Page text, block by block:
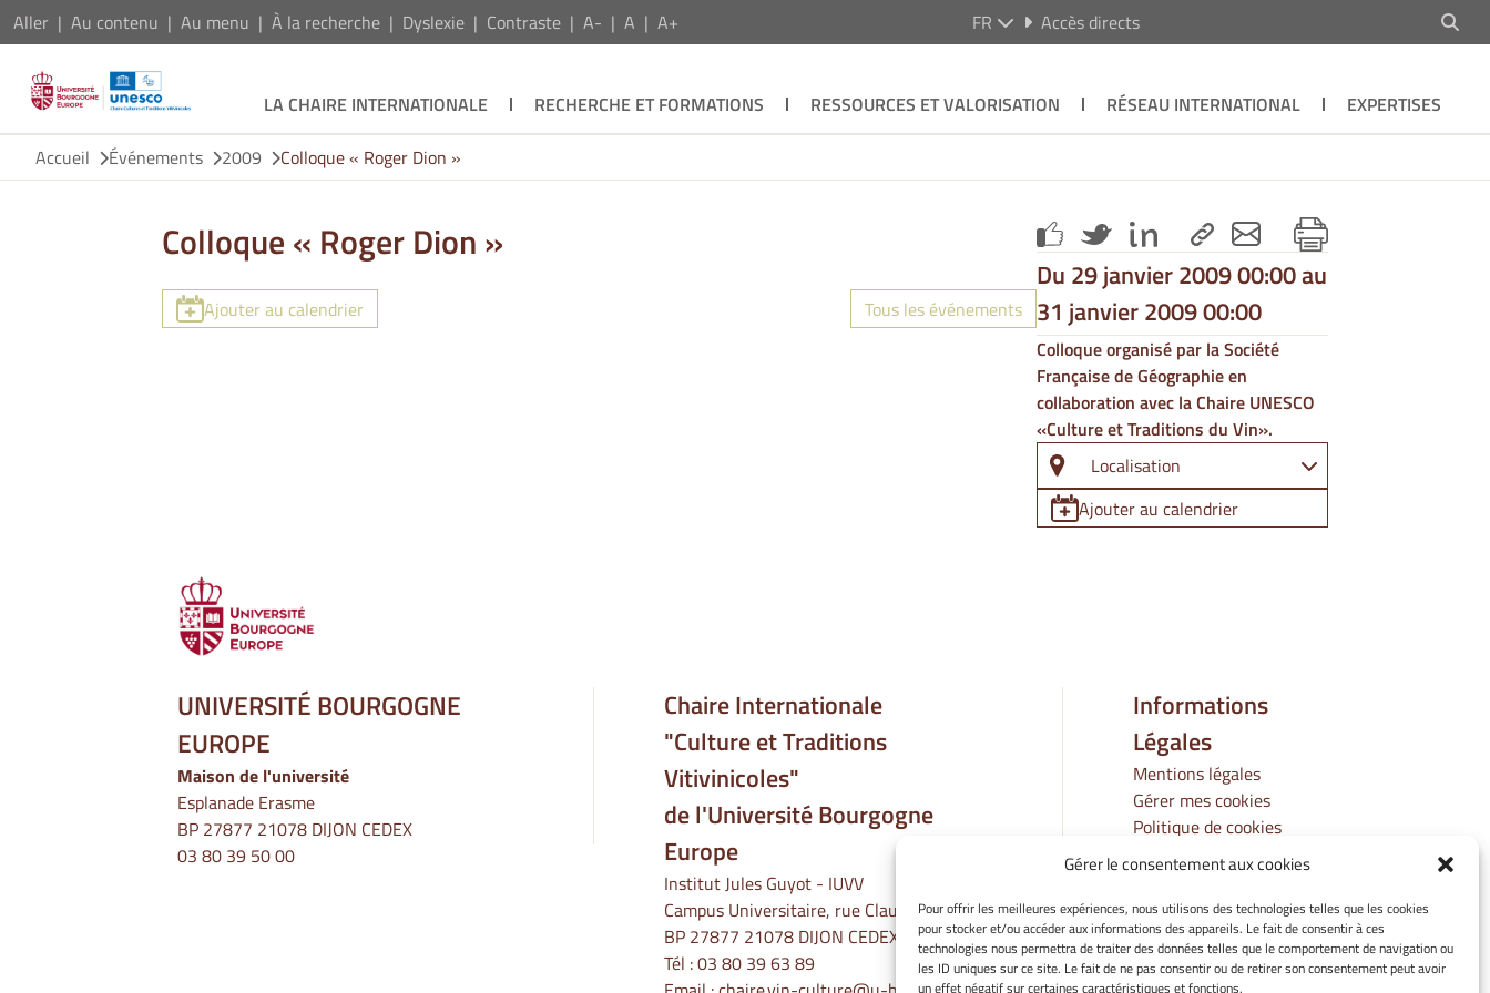
Gérer le consentement aux cookies
Pour offrir les meilleures expériences, nous utilisons des technologies telles que les cookies
pour stocker et/ou accéder aux informations des appareils. Le fait de consentir à ces
technologies nous permettra de traiter des données telles que le comportement de navigation ou
les ID uniques sur ce site. Le fait de ne pas consentir ou de retirer son consentement peut avoir
un effet négatif sur certaines caractéristiques et fonctions.
Aller Au contenu Au menu À la recherche Dyslexie Contraste A- A A+ FR Accès directs
LA CHAIRE INTERNATIONALE RECHERCHE ET FORMATIONS RESSOURCES ET VALORISATION RÉSEAU INTERNATIONAL
EXPERTISES
Accueil
Événements 2009 Colloque « Roger Dion »
Colloque « Roger Dion »
Ajouter au calendrier Tous les événements
Du 29 janvier 2009 00:00 au
31 janvier 2009 00:00
Colloque organisé par la Société
Française de Géographie en
collaboration avec la Chaire UNESCO
«Culture et Traditions du Vin».
Localisation
Ajouter au calendrier
UNIVERSITÉ BOURGOGNE
EUROPE
Maison de l'université
Esplanade Erasme
BP 27877 21078 DIJON CEDEX
03 80 39 50 00
Chaire Internationale
"Culture et Traditions
Vitivinicoles"
de l'Université Bourgogne
Europe
Institut Jules Guyot - IUVV
Campus Universitaire, rue Claude Ladrey
BP 27877 21078 DIJON CEDEX
Tél :03 80 39 63 89
Informations
Légales
Mentions légales
Gérer mes cookies
Politique de cookies
Déclaration de
confidentialité
Avertissement